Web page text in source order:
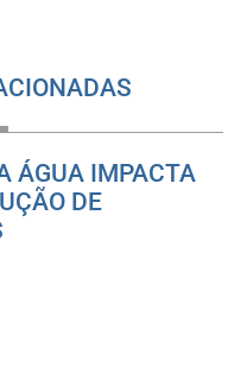
ÁGUA IMPACTA
DE